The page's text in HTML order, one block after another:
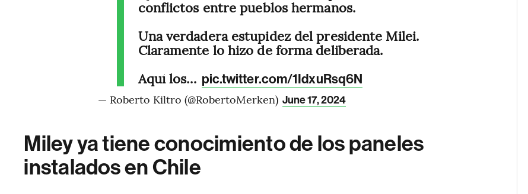
conflictos entre pueblos hermanos.
Una verdadera estupidez del presidente Milei.
Claramente lo hizo de forma deliberada.
Aquí los… pic.twitter.com/1IdxuRsq6N
— Roberto Kiltro (@RobertoMerken) June 17, 2024
Miley ya tiene conocimiento de los paneles
instalados en Chile